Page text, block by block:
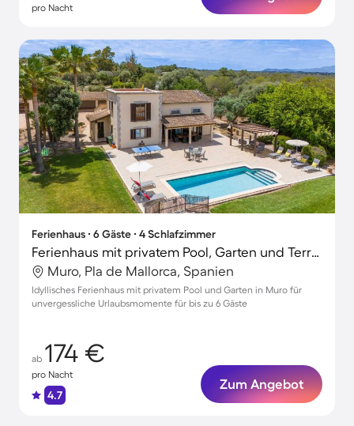
pro Nacht
Ferienhaus ∙ 6 Gäste ∙ 4 Schlafzimmer
Ferienhaus mit privatem Pool, Garten und Terrasse
Muro, Pla de Mallorca, Spanien
Idyllisches Ferienhaus mit privatem Pool und Garten in Muro für
unvergessliche Urlaubsmomente für bis zu 6 Gäste
ab 174 €
pro Nacht
4.7
Zum Angebot